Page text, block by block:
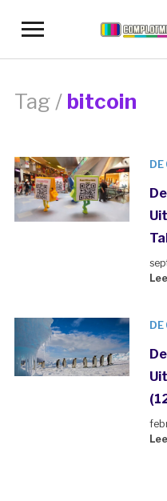
Toggle
navigation
Tag / bitcoin